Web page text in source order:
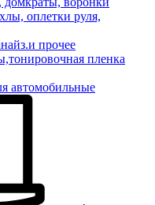
оплетки руля,
прочее
пленка
автомобильные